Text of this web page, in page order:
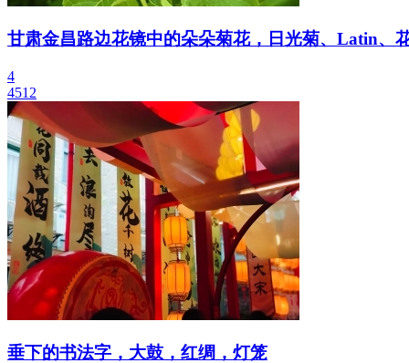
甘肃金昌路边花镜中的朵朵菊花，日光菊、Latin、
4
4512
垂下的书法字，大鼓，红绸，灯笼